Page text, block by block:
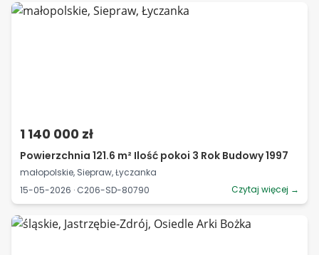
1 140 000 zł
Powierzchnia 121.6 m² Ilość pokoi 3 Rok Budowy 1997
małopolskie, Siepraw, Łyczanka
15-05-2026 · C206-SD-80790
Czytaj więcej →